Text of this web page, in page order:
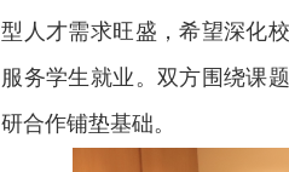
型人才需求旺盛，希望深化
服务学生就业。双方围绕课
研合作铺垫基础。